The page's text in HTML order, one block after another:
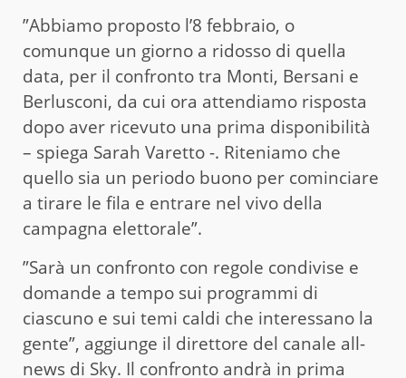
”Abbiamo proposto l’8 febbraio, o
comunque un giorno a ridosso di quella
data, per il confronto tra Monti, Bersani e
Berlusconi, da cui ora attendiamo risposta
dopo aver ricevuto una prima disponibilità
– spiega Sarah Varetto -. Riteniamo che
quello sia un periodo buono per cominciare
a tirare le fila e entrare nel vivo della
campagna elettorale”.
”Sarà un confronto con regole condivise e
domande a tempo sui programmi di
ciascuno e sui temi caldi che interessano la
gente”, aggiunge il direttore del canale all-
news di Sky. Il confronto andrà in prima